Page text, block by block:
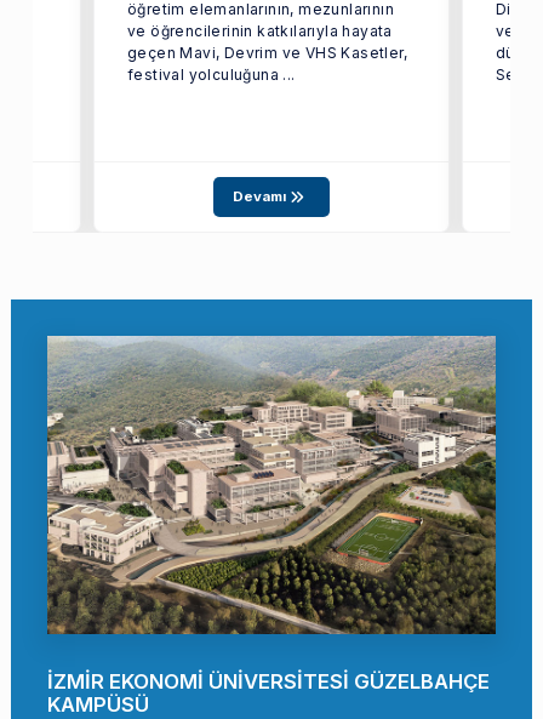
öğretim elemanlarının, mezunlarının
ve öğrencilerinin katkılarıyla hayata
geçen Mavi, Devrim ve VHS Kasetler,
festival yolculuğuna ...
Devamı
Dijital
ve
İZMİR EKONOMİ ÜNİVERSİTESİ GÜZELBAHÇE
KAMPÜSÜ